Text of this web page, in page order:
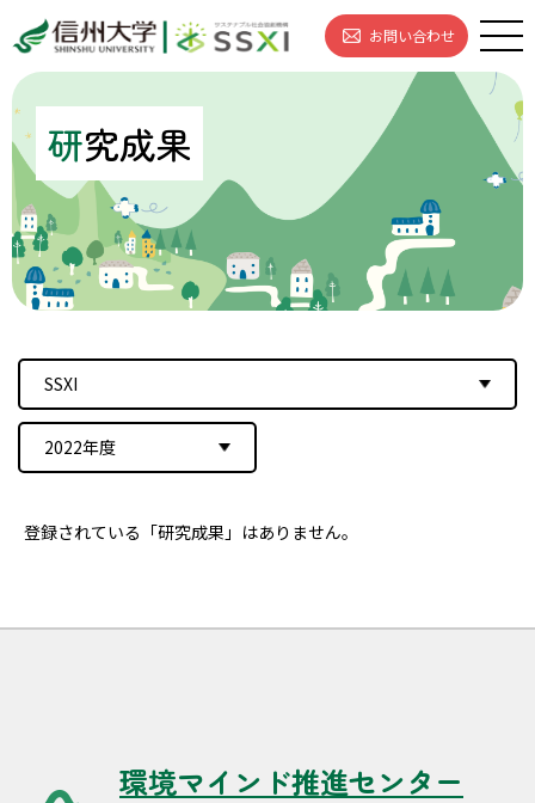
お問い合わせ
研究成果
SSXI
2022年度
登録されている「研究成果」はありません。
環境マインド推進センター